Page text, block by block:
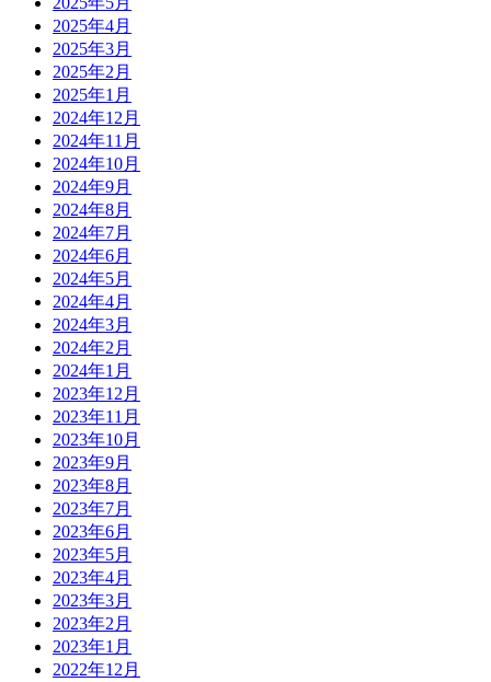
2025年4月
2025年3月
2025年2月
2025年1月
2024年12月
2024年11月
2024年10月
2024年9月
2024年8月
2024年7月
2024年6月
2024年5月
2024年4月
2024年3月
2024年2月
2024年1月
2023年12月
2023年11月
2023年10月
2023年9月
2023年8月
2023年7月
2023年6月
2023年5月
2023年4月
2023年3月
2023年2月
2023年1月
2022年12月